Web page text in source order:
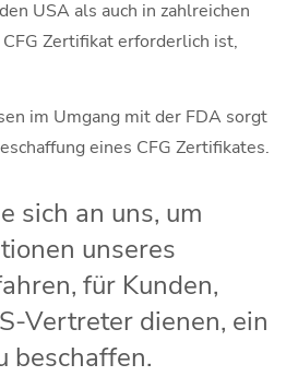
USA als auch in zahlreichen
Zertifikat erforderlich ist,
im Umgang mit der FDA sorgt
eines CFG Zertifikates.
sich an uns, um
unseres
für Kunden,
Vertreter dienen, ein
beschaffen.